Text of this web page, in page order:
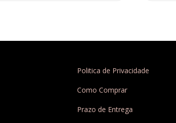
Politica de Privacidade
Como Comprar
Prazo de Entrega